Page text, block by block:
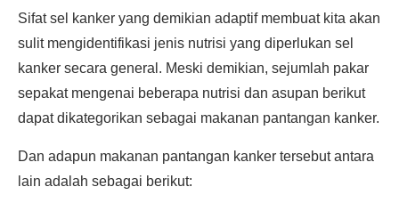
Sifat sel kanker yang demikian adaptif membuat kita akan
sulit mengidentifikasi jenis nutrisi yang diperlukan sel
kanker secara general. Meski demikian, sejumlah pakar
sepakat mengenai beberapa nutrisi dan asupan berikut
dapat dikategorikan sebagai makanan pantangan kanker.
Dan adapun makanan pantangan kanker tersebut antara
lain adalah sebagai berikut: